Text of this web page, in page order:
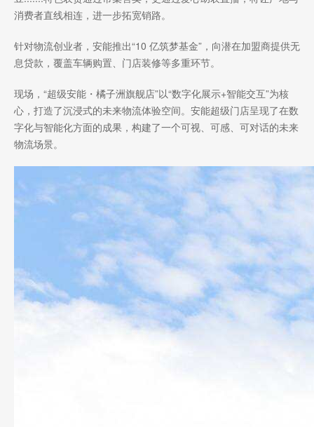
消费者直线相连，进一步拓宽销路。
针对物流创业者，安能推出“10 亿筑梦基金”，向潜在加盟商提供无
息贷款，覆盖车辆购置、门店装修等多重环节。
现场，“超级安能・橘子洲旗舰店”以“数字化展示+智能交互”为核
心，打造了沉浸式的未来物流体验空间。安能超级门店呈现了在数
字化与智能化方面的成果，构建了一个可视、可感、可对话的未来
物流场景。